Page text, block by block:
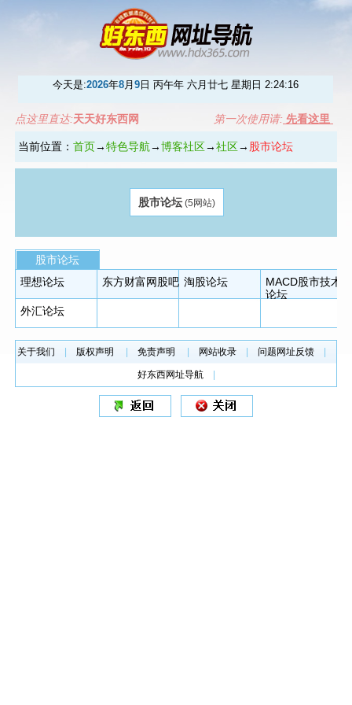
今天是:2026年8月 9 日 丙午年 六月廿七 星期日 2:24:16
点这里直达:天天好东西网 第一次使用请: 先看这里
当前位置： 首页→特色导航→博客社区→社区→ 股市论坛
股市论坛 (5网站)
股市论坛
理想论坛
东方财富网股吧 淘股论坛
MACD股市技术
论坛
外汇论坛
关于我们 版权声明 免责声明 网站收录| 问题网址反馈|
好东西网址导航|